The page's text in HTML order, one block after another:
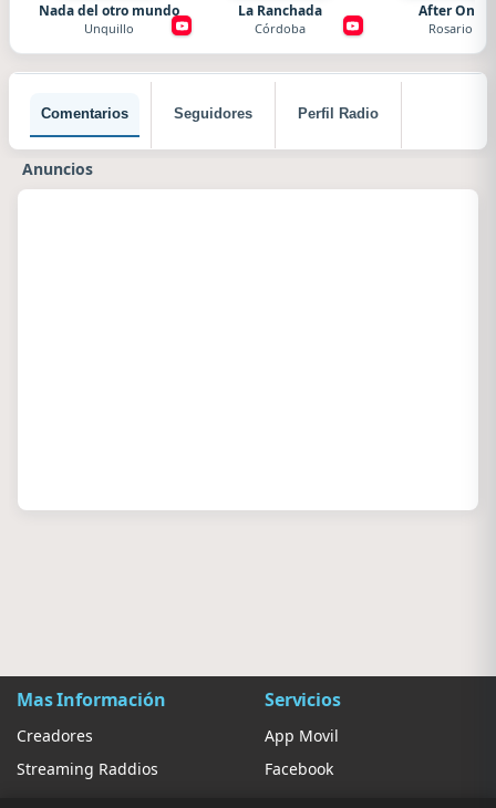
Nada del otro mundo
Unquillo
La Ranchada
Córdoba
After One
Rosario
Comentarios Seguidores Perfil Radio
Anuncios
Mas Información
Creadores
Streaming Raddios
Servicios
App Movil
Facebook